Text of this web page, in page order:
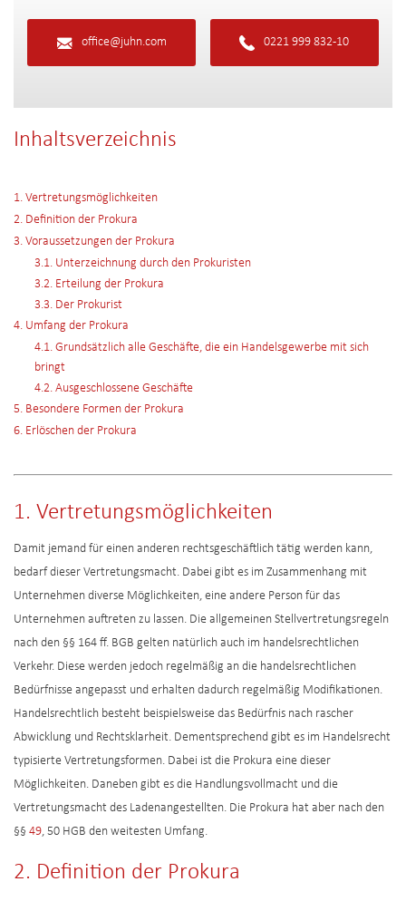
office@juhn.com 0221 999 832-10
Inhaltsverzeichnis
1. Vertretungsmöglichkeiten
2. Definition der Prokura
3. Voraussetzungen der Prokura
3.1. Unterzeichnung durch den Prokuristen
3.2. Erteilung der Prokura
3.3. Der Prokurist
4. Umfang der Prokura
4.1. Grundsätzlich alle Geschäfte, die ein Handelsgewerbe mit sich
bringt
4.2. Ausgeschlossene Geschäfte
5. Besondere Formen der Prokura
6. Erlöschen der Prokura
1. Vertretungsmöglichkeiten
Damit jemand für einen anderen rechtsgeschäftlich tätig werden kann,
bedarf dieser Vertretungsmacht. Dabei gibt es im Zusammenhang mit
Unternehmen diverse Möglichkeiten, eine andere Person für das
Unternehmen auftreten zu lassen. Die allgemeinen Stellvertretungsregeln
nach den §§ 164 ff. BGB gelten natürlich auch im handelsrechtlichen
Verkehr. Diese werden jedoch regelmäßig an die handelsrechtlichen
Bedürfnisse angepasst und erhalten dadurch regelmäßig Modifikationen.
Handelsrechtlich besteht beispielsweise das Bedürfnis nach rascher
Abwicklung und Rechtsklarheit. Dementsprechend gibt es im Handelsrecht
typisierte Vertretungsformen. Dabei ist die Prokura eine dieser
Möglichkeiten. Daneben gibt es die Handlungsvollmacht und die
Vertretungsmacht des Ladenangestellten. Die Prokura hat aber nach den
§§ 49, 50 HGB den weitesten Umfang.
2. Definition der Prokura